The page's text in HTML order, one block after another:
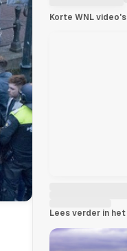
Korte WNL video's
Lees verder in